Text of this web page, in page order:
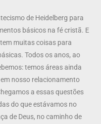
de Heidelberg para
básicos na fé cristã. E
muitas coisas para
Todos os anos, ao
temos áreas ainda
nosso relacionamento
a essas questões
do que estávamos no
de Deus, no caminho de